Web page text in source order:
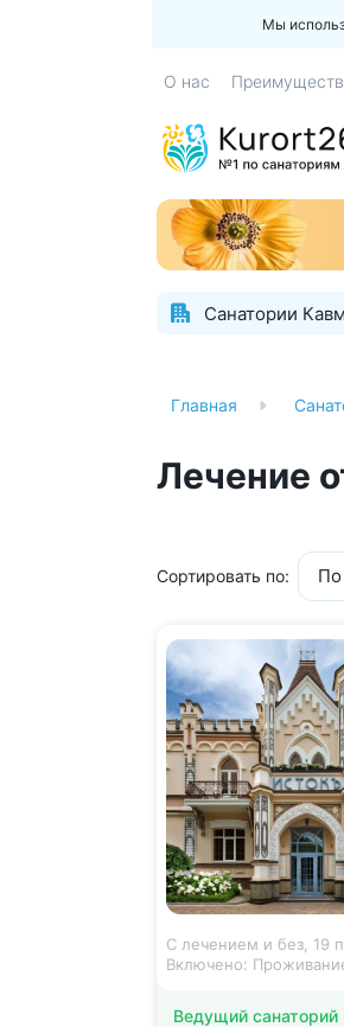
Мы
О нас
Санатории
Главная
Лечение
Сортировать по: По
С лечением и без, 19
Включено:
Ведущий санаторий